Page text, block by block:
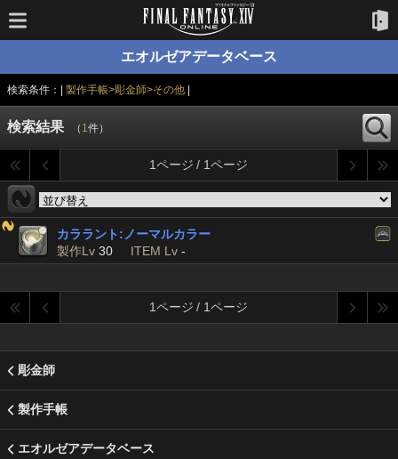
エオルゼアデータベース
検索条件：| 製作手帳>彫金師>その他|
検索結果 （ 1件）
1ページ / 1ページ
カララント:ノーマルカラー
製作Lv 30 ITEM Lv -
1ページ / 1ページ
彫金師
製作手帳
エオルゼアデータベース